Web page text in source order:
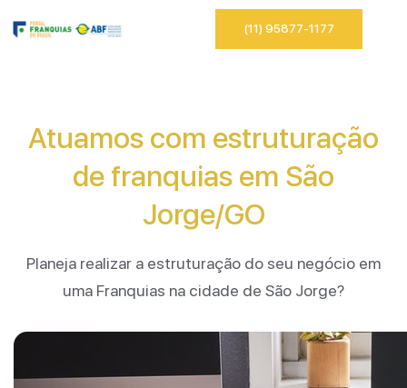
(11) 95877-1177
Atuamos com estruturação
de franquias em São
Jorge/GO
Planeja realizar a estruturação do seu negócio em
uma Franquias na cidade de São Jorge?